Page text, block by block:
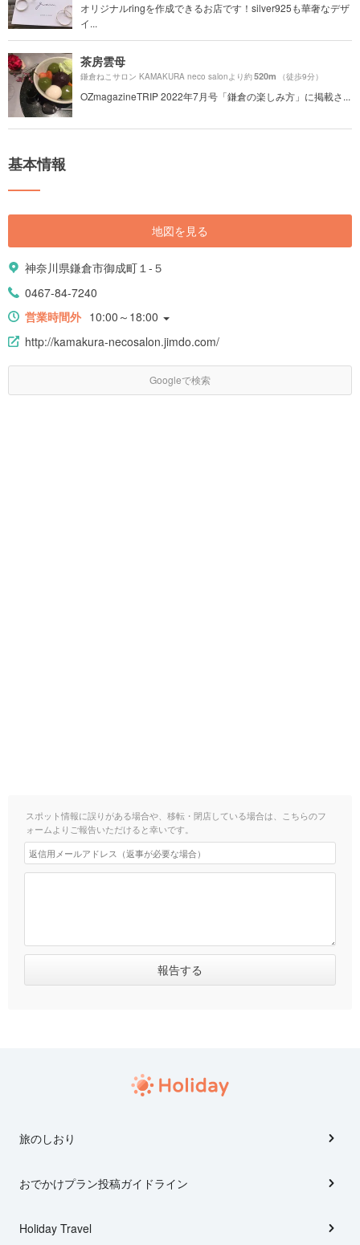
オリジナルringを作成できるお店です！silver925も華奢なデザ
イ...
茶房雲母
鎌倉ねこサロン KAMAKURA neco salonより約520m （徒歩9分）
OZmagazineTRIP 2022年7月号「鎌倉の楽しみ方」に掲載さ...
基本情報
地図を見る
神奈川県鎌倉市御成町１-５
0467-84-7240
営業時間外 10:00～18:00
http://kamakura-necosalon.jimdo.com/
Googleで検索
スポット情報に誤りがある場合や、移転・閉店している場合は、こちらのフ
ォームよりご報告いただけると幸いです。
旅のしおり
おでかけプラン投稿ガイドライン
Holiday Travel